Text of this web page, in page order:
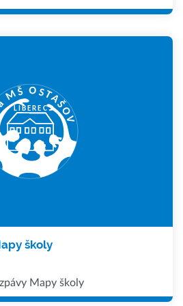
školy
Mapy školy